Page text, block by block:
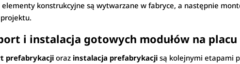
konstrukcyjne są wytwarzane w fabryce, a następnie
i instalacja gotowych modułów na
prefabrykacjioraz instalacja prefabrykacji są kolejnymi etapami